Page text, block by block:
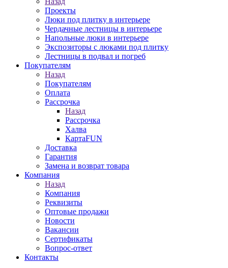
Проекты
Люки под плитку в интерьере
Чердачные лестницы в интерьере
Напольные люки в интерьере
Экспозиторы с люками под плитку
Лестницы в подвал и погреб
Покупателям
Назад
Покупателям
Оплата
Рассрочка
Назад
Рассрочка
Халва
КартаFUN
Доставка
Гарантия
Замена и возврат товара
Компания
Назад
Компания
Реквизиты
Оптовые продажи
Новости
Вакансии
Сертификаты
Вопрос-ответ
Контакты